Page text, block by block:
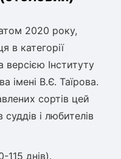
2020 року,
в категорії
Інституту
імені В.Є. Таїрова.
сортів цей
і любителів
115 днів).